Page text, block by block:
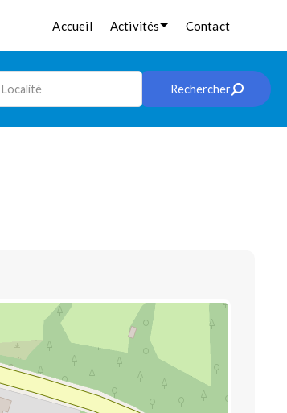
Accueil Activités Contact
Localité Rechercher